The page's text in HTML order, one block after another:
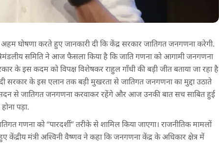
घोषणा करते हुए जानकारी दी कि केंद्र सरकार जातिगत जनगणना करेगी.
समिति ने आज फैसला किया है कि जाति गणना को आगामी जनगणना
के इस कदम को विपक्ष विशेषकर राहुल गाँधी की बड़ी जीत बताया जा रहा है
सरकार के इस एलान तक बड़ी मुखरता से जातिगत जनगणना का मुद्दा उठाते
सदन से जातिगत जनगणना करवाकर रहेंगे और आज उनकी बात सच साबित हुई
पड़ा.
को ‘‘पारदर्शी’’ तरीके से शामिल किया जाएगा। राजनीतिक मामलों
केंद्रीय मंत्री अश्विनी वैष्णव ने कहा कि जनगणना केंद्र के अधिकार क्षेत्र में